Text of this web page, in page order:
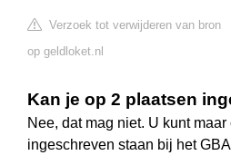
Verzoek tot verwijderen van bron
op geldloket.nl
Kan je op 2 plaatsen
Nee, dat mag niet. U kunt
ingeschreven staan bij het